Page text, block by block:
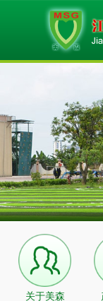
关于美森